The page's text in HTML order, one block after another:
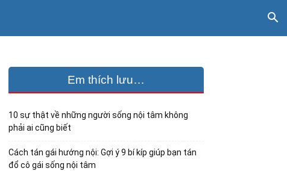
Em thích lưu…
10 sự thật về những người sống nội tâm không
phải ai cũng biết
Cách tán gái hướng nội: Gợi ý 9 bí kíp giúp bạn tán
đổ cô gái sống nội tâm